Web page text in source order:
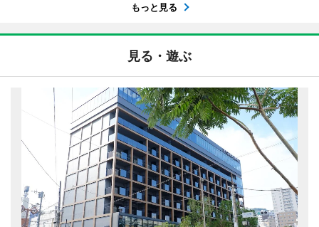
もっと見る
見る・遊ぶ